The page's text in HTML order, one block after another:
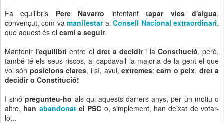
Fa equilibris Pere Navarro intentanttapar vies d'aigua,
convençut, com vamanifestaralConsell Nacional extraordinari,
que aquest és el camí a seguir.
Mantenir l'equilibri entre el dret a decidiri la Constitució, però,
també té els seus riscos, al capdavall la majoria de la gent el que
vol són posicions clares, i sí, avui, extremes:carn o peix, dret a
decidir o Constitució!
I sinópregunteu-ho als qui aquests darrers anys, per un motiu o
altre, han abandonatel PSC o, simplement, han deixat de votar-
lo...